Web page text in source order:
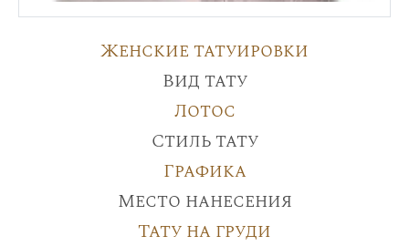
Женские татуировки
Вид тату
Лотос
Стиль тату
Графика
Место нанесения
Тату на груди